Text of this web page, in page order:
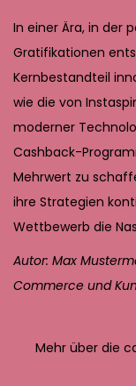
In einer Ära, in der
Gratifikationen
Kernbestandteil
wie die von
moderner
Cashback-
Mehrwert zu
ihre Strategien
Wettbewerb die
Autor: Max
Commerce und
Mehr über die